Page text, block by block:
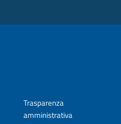
Trasparenza
amministrativa